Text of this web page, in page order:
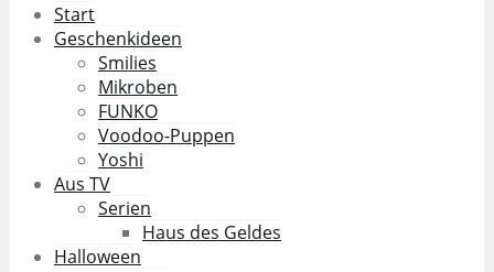
Start
Geschenkideen
Smilies
Mikroben
FUNKO
Voodoo-Puppen
Yoshi
Aus TV
Serien
Haus des Geldes
Halloween